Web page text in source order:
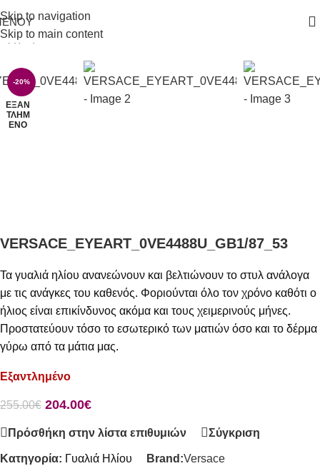
Skip to navigation
Skip to main content
Αρχική σελίδα/Γυαλιά Ηλίου
-20%
ΕΞΑΝ
ΤΛΗΜ
ΈΝΟ
VERSACE_EYEART_0VE4488U_GB1/87_53
Τα γυαλιά ηλίου ανανεώνουν και βελτιώνουν το στυλ ανάλογα
με τις ανάγκες του καθενός. Φοριούνται όλο τον χρόνο καθότι ο
ήλιος είναι επικίνδυνος ακόμα και τους χειμερινούς μήνες.
Προστατεύουν τόσο το εσωτερικό των ματιών όσο και το δέρμα
γύρω από τα μάτια μας.
Εξαντλημένο
255.00€ 204.00€
Κατηγορία: Γυαλιά Ηλίου Brand:Versace
Πρόσθήκη στην λίστα επιθυμιών Σύγκριση